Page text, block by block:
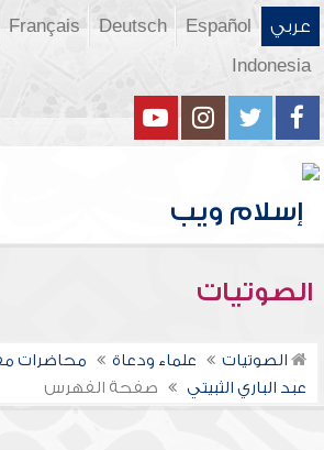
عربي Español
Deutsch
Français
Indonesia
الصوتيات
الصوتيات علماء ودعاة
محاضرات
عبد الباري الثبيتي
صفحة الفهرس